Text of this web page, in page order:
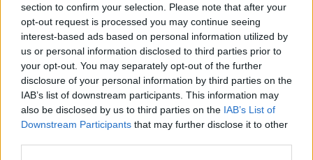
section to confirm your selection. Please note that after your
opt-out request is processed you may continue seeing
interest-based ads based on personal information utilized by
us or personal information disclosed to third parties prior to
your opt-out. You may separately opt-out of the further
disclosure of your personal information by third parties on the
IAB’s list of downstream participants. This information may
also be disclosed by us to third parties on the IAB’s List of
Downstream Participants that may further disclose it to other
Cím: Müller Márta
Nagyházi Galéria és Aukciósház
Kft.
1055 Budapest, Balaton utca 8.
Telefon: +361 475 6000 +361
4756005
Weboldal: